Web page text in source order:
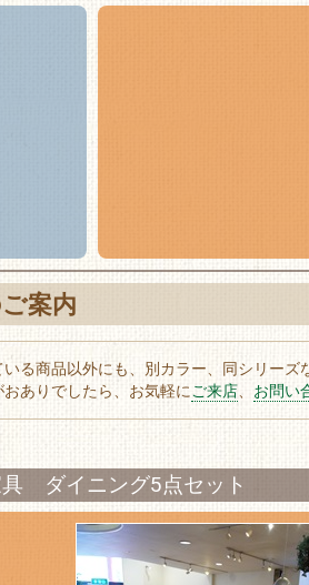
案内
る商品以外にも、別カラー、同シリーズ
ありでしたら、お気軽にご来店、 お問い
ダイニング5点セット